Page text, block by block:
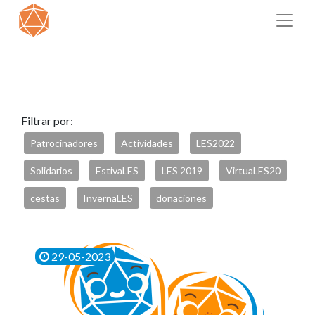
Filtrar por:
Patrocinadores Actividades LES2022
Solidarios EstivaLES LES 2019 VirtuaLES20
cestas InvernaLES donaciones
29-05-2023